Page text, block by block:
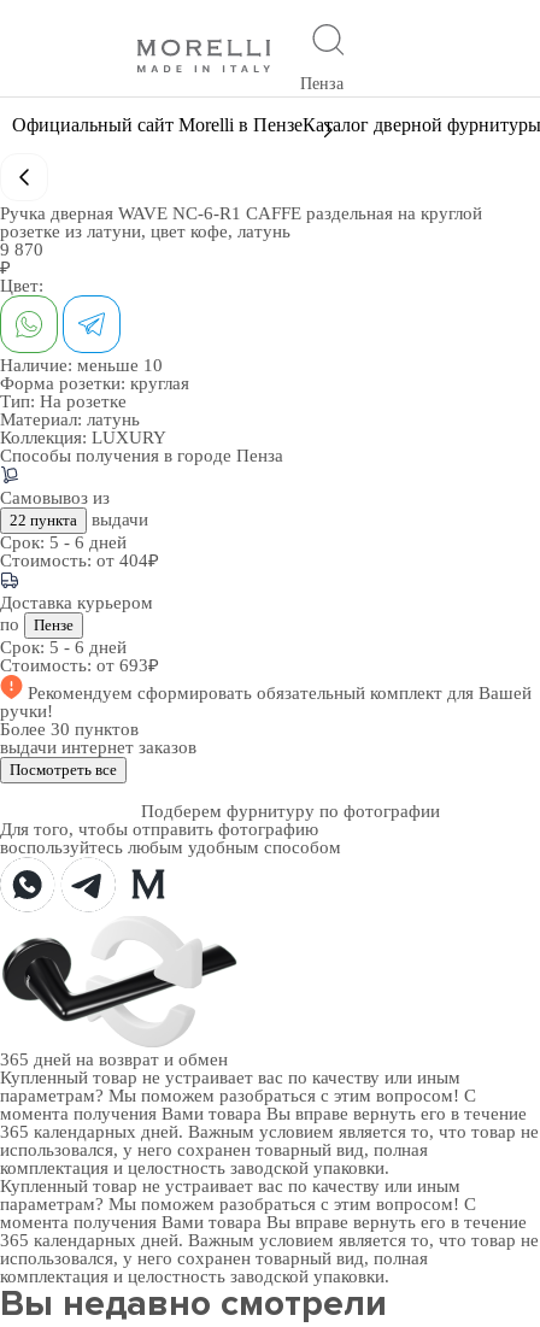
Пенза
Официальный сайт Morelli в ПензеКаталог дверной фурнитуры
Ручка дверная WAVE NC-6-R1 CAFFE раздельная на круглой
розетке из латуни, цвет кофе, латунь
9 870
₽
Цвет:
Наличие: меньше 10
Форма розетки: круглая
Тип: На розетке
Материал: латунь
Коллекция: LUXURY
Способы получения в городе Пенза
Самовывоз из
22 пункта
выдачи
Срок: 5 - 6 дней
Стоимость: от 404₽
Доставка курьером
по
Пензе
Срок: 5 - 6 дней
Стоимость: от 693₽
Рекомендуем сформировать обязательный комплект для Вашей
ручки!
Более 30 пунктов
выдачи интернет заказов
Посмотреть все
Подберем фурнитуру по фотографии
Для того, чтобы отправить фотографию
воспользуйтесь любым удобным способом
365 дней на возврат и обмен
Купленный товар не устраивает вас по качеству или иным
параметрам? Мы поможем разобраться с этим вопросом! С
момента получения Вами товара Вы вправе вернуть его в течение
365 календарных дней. Важным условием является то, что товар не
использовался, у него сохранен товарный вид, полная
комплектация и целостность заводской упаковки.
Купленный товар не устраивает вас по качеству или иным
параметрам? Мы поможем разобраться с этим вопросом! С
момента получения Вами товара Вы вправе вернуть его в течение
365 календарных дней. Важным условием является то, что товар не
использовался, у него сохранен товарный вид, полная
комплектация и целостность заводской упаковки.
Вы недавно смотрели